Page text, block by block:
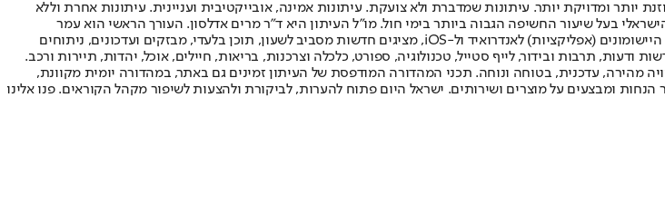
יותר ומדויקת יותר. עיתונות שמדברת ולא צועקת. עיתונות אמינה, אובייקטיבית ועניינית. עיתונות אחרת וללא
ב-30 ביולי 2007, וב-2010 הפך "ישראל היום" לעיתון הישראלי בעל שיעור החשיפה הגבוה ביותר בימי חול. מו"ל העיתון היא ד"ר מרים אדלסון. העורך הראשי הוא עמר
לחמנוביץ, והעורך המייסד הוא עמוס רגב. אתרי האינטרנט של "ישראל היום" בעברית ובאנגלית, כמו כן היישומונים (אפליקציות) לאנדרואיד ול-iOS, מציגים חדשות מסביב לשעון, תוכן בלעדי, מבזקים ועדכונים, ניתוחים
ודעות, תרבות ובידור, לייף סטייל, טכנולוגיה, ספורט, כלכלה וצרכנות, בריאות, חיילים, אוכל, יהדות, תיירות ורכב.
מהירה, עדכנית, בטוחה ונוחה. תכני המהדורה המודפסת של העיתון זמינים גם באתר, במהדורה יומית מקוונת,
ומבצעים על מוצרים ושירותים. ישראל היום פתוח להערות, לביקורת ולהצעות לשיפור מקהל הקוראים. פנו אלינו